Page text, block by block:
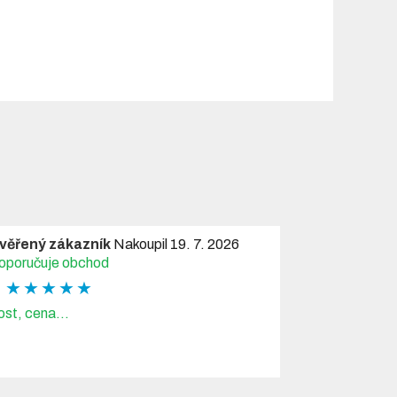
zákazníkNakoupil 19. 7. 2026
obchod
★ ★ ★ ★ ★
cena...